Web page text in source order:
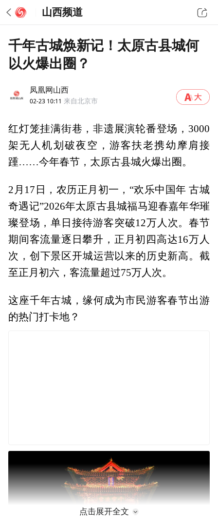
山西频道
千年古城焕新记！太原古县城何
以火爆出圈？
凤凰网山西
02-23 10:11 来自北京市
红灯笼挂满街巷，非遗展演轮番登场，3000
架无人机划破夜空，游客扶老携幼摩肩接
踵……今年春节，太原古县城火爆出圈。
2月17日，农历正月初一，“欢乐中国年 古城
奇遇记”2026年太原古县城福马迎春嘉年华璀
璨登场，单日接待游客突破12万人次。春节
期间客流量逐日攀升，正月初四高达16万人
次，创下景区开城运营以来的历史新高。截
至正月初六，客流量超过75万人次。
这座千年古城，缘何成为市民游客春节出游
的热门打卡地？
点击展开全文